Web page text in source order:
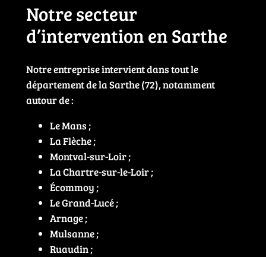
Notre secteur
d’intervention en Sarthe
Notre entreprise intervient dans tout le
département de la Sarthe (72), notamment
autour de :
Le Mans ;
La Flèche ;
Montval-sur-Loir ;
La Chartre-sur-le-Loir ;
Écommoy ;
Le Grand-Lucé ;
Arnage ;
Mulsanne ;
Ruaudin ;